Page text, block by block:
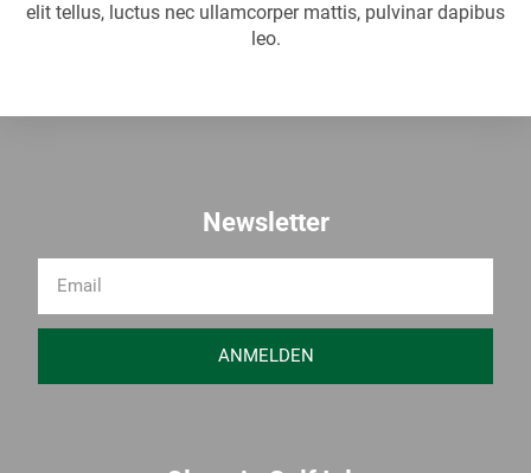
elit tellus, luctus nec ullamcorper mattis, pulvinar dapibus
leo.
Newsletter
ANMELDEN